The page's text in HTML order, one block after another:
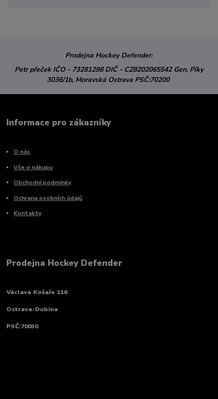
Prodejna Hockey Defender:
Petr přeček IČO - 73281298DIČ - CZ8202065542 Gen. Píky
3036/1b, Moravská Ostrava PSČ:70200
Informace pro zákazníky
O nás
Vše o nákupu
Obchodní podmínky
Ochrana osobních údajů
Kontakty
Prodejna Hockey Defender
Václava Košaře 116
Ostrava-Dubina
PSČ:70030